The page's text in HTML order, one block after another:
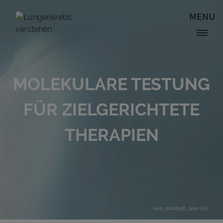
Site Logo
MENU
MOLEKULARE TESTUNG
FÜR ZIELGERICHTETE
THERAPIEN
Getty_160018966_Jamie Grill